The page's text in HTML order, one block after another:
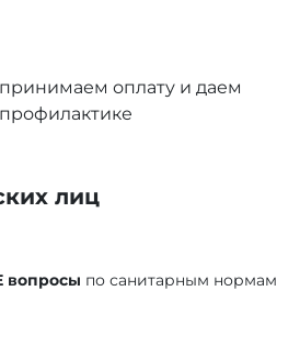
оплату и даем
лиц
вопросы по санитарным нормам